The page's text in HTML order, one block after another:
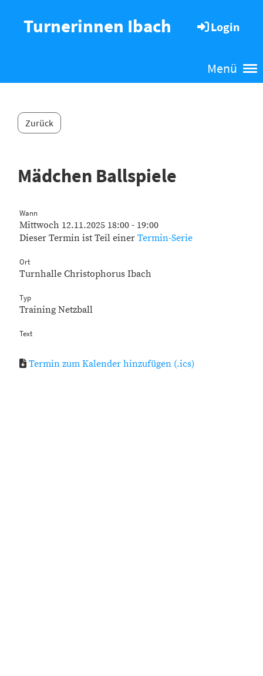
Turnerinnen Ibach Login
Menü
Zurück
Mädchen Ballspiele
Wann
Mittwoch 12.11.2025 18:00 - 19:00
Dieser Termin ist Teil einer Termin-Serie
Ort
Turnhalle Christophorus Ibach
Typ
Training Netzball
Text
Termin zum Kalender hinzufügen (.ics)